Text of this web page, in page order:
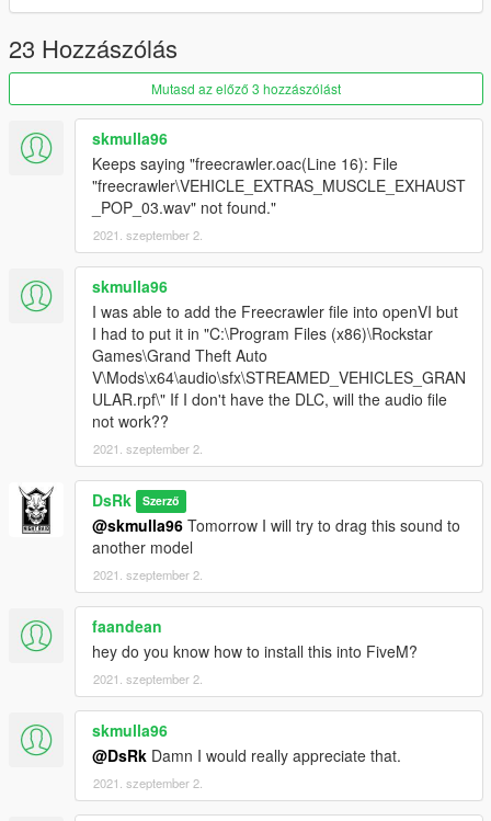
23 Hozzászólás
Mutasd az előző 3 hozzászólást
skmulla96
Keeps saying "freecrawler.oac(Line 16): File
"freecrawler\VEHICLE_EXTRAS_MUSCLE_EXHAUST
_POP_03.wav" not found."
2021. szeptember 2.
skmulla96
I was able to add the Freecrawler file into openVI but
I had to put it in "C:\Program Files (x86)\Rockstar
Games\Grand Theft Auto
V\Mods\x64\audio\sfx\STREAMED_VEHICLES_GRAN
ULAR.rpf\" If I don't have the DLC, will the audio file
not work??
2021. szeptember 2.
DsRk Szerző
@skmulla96 Tomorrow I will try to drag this sound to
another model
2021. szeptember 2.
faandean
hey do you know how to install this into FiveM?
2021. szeptember 2.
skmulla96
@DsRk Damn I would really appreciate that.
2021. szeptember 2.